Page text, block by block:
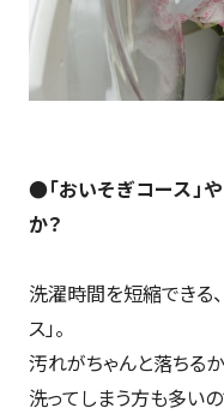
●「おいそぎコース」
か？
洗濯時間を短縮できる、
ス」。
汚れがちゃんと落ちる
洗ってしまう方も多い